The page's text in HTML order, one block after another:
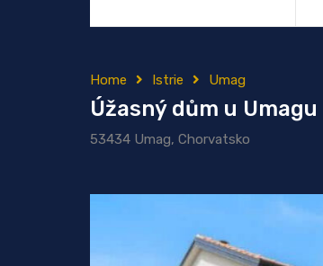
Home Istrie Umag
Úžasný dům u Umagu
53434 Umag, Chorvatsko